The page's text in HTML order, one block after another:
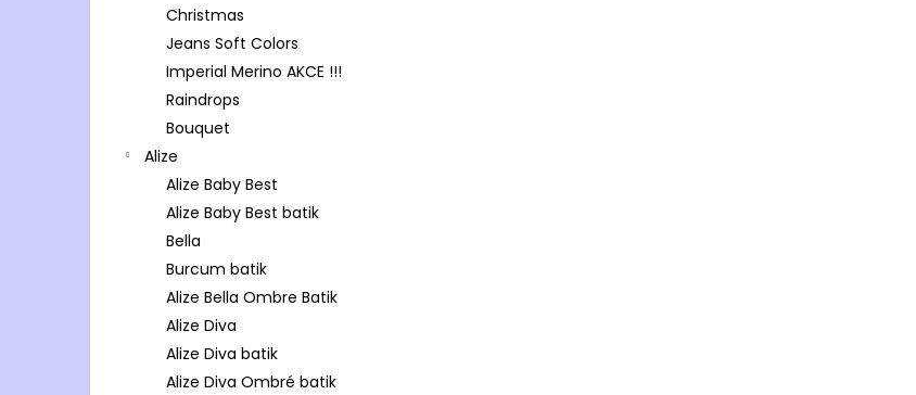
Christmas
Jeans Soft Colors
Imperial Merino AKCE !!!
Raindrops
Bouquet
Alize
Alize Baby Best
Alize Baby Best batik
Bella
Burcum batik
Alize Bella Ombre Batik
Alize Diva
Alize Diva batik
Alize Diva Ombré batik